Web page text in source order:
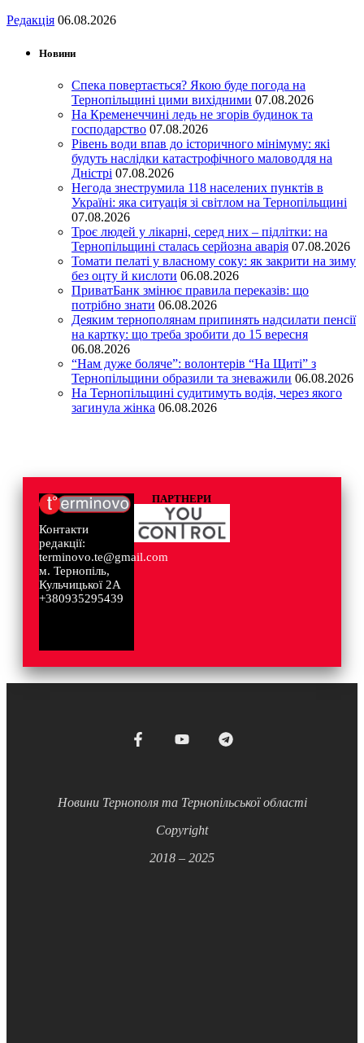
Редакція 06.08.2026
Новини
Спека повертається? Якою буде погода на
Тернопільщині цими вихідними 07.08.2026
На Кременеччині ледь не згорів будинок та
господарство 07.08.2026
Рівень води впав до історичного мінімуму: які
будуть наслідки катастрофічного маловоддя на
Дністрі 07.08.2026
Негода знеструмила 118 населених пунктів в
Україні: яка ситуація зі світлом на Тернопільщині
07.08.2026
Троє людей у лікарні, серед них – підлітки: на
Тернопільщині сталась серйозна аварія 07.08.2026
Томати пелаті у власному соку: як закрити на зиму
без оцту й кислоти 06.08.2026
ПриватБанк змінює правила переказів: що
потрібно знати 06.08.2026
Деяким тернополянам припинять надсилати пенсії
на картку: що треба зробити до 15 вересня
06.08.2026
“Нам дуже боляче”: волонтерів “На Щиті” з
Тернопільщини образили та зневажили 06.08.2026
На Тернопільщині судитимуть водія, через якого
загинула жінка 06.08.2026
Контакти
редакції:
terminovo.te@gmail.com
м. Тернопіль,
Кульчицької 2А
+380935295439
ПАРТНЕРИ
Новини Тернополя та Тернопільської області
Copyright
2018 – 2025